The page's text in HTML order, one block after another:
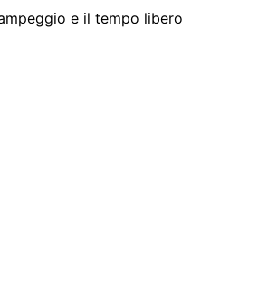
e il tempo libero